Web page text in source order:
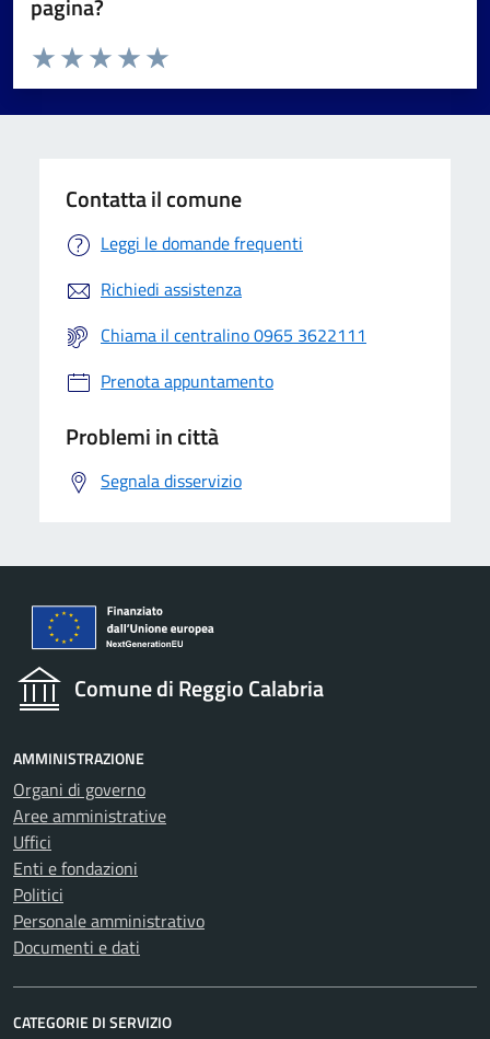
pagina?
Valuta da 1 a 5 stelle la pagina
Valuta 5 stelle su 5
Valuta 4 stelle su 5
Valuta 3 stelle su 5
Valuta 2 stelle su 5
Valuta 1 stelle su 5
Contatta il comune
Leggi le domande frequenti
Richiedi assistenza
Chiama il centralino 0965 3622111
Prenota appuntamento
Problemi in città
Segnala disservizio
Comune di Reggio Calabria
AMMINISTRAZIONE
Organi di governo
Aree amministrative
Uffici
Enti e fondazioni
Politici
Personale amministrativo
Documenti e dati
CATEGORIE DI SERVIZIO